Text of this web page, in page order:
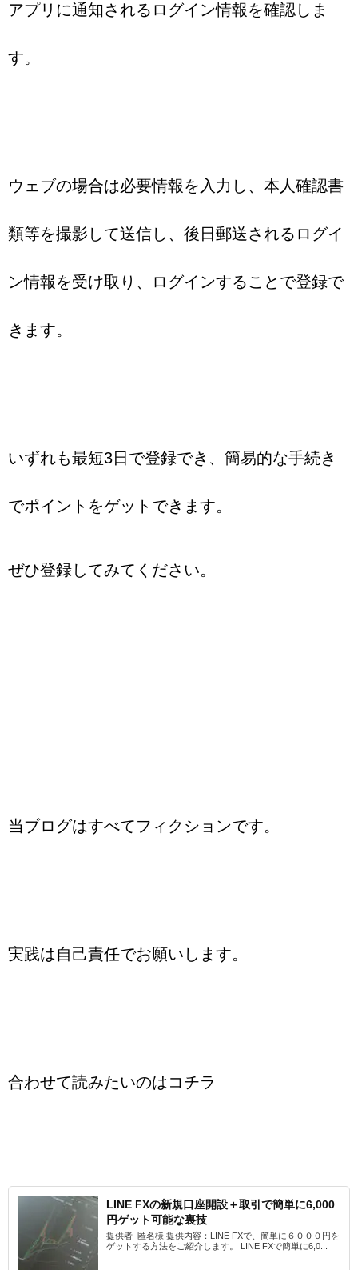
アプリに通知されるログイン情報を確認しま
す。
ウェブの場合は必要情報を入力し、本人確認書
類等を撮影して送信し、後日郵送されるログイ
ン情報を受け取り、ログインすることで登録で
きます。
いずれも最短3日で登録でき、簡易的な手続き
でポイントをゲットできます。
ぜひ登録してみてください。
当ブログはすべてフィクションです。
実践は自己責任でお願いします。
合わせて読みたいのはコチラ
LINE FXの新規口座開設＋取引で簡単に6,000
円ゲット可能な裏技
提供者 匿名様 提供内容：LINE FXで、簡単に６０００円を
ゲットする方法をご紹介します。 LINE FXで簡単に6,0...